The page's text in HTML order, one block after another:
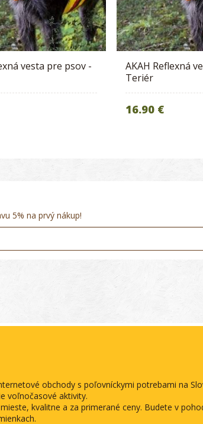
vesta pre psov -
AKAH Reflexná
Teriér
16.90 €
5% na prvý nákup!
obchody s poľovníckymi potrebami na
voľnočasové aktivity.
kvalitne a za primerané ceny. Budete v